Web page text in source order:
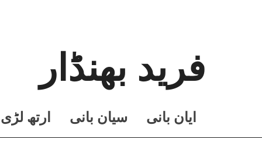
فرید بھنڈار
ايان بانی سيان بانی ارتھ لڑی